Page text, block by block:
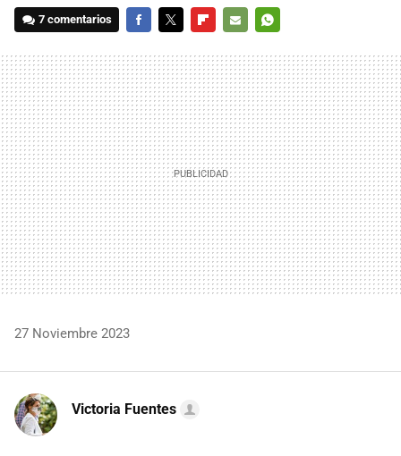
7 comentarios
MAIL
27 Noviembre 2023
Victoria Fuentes